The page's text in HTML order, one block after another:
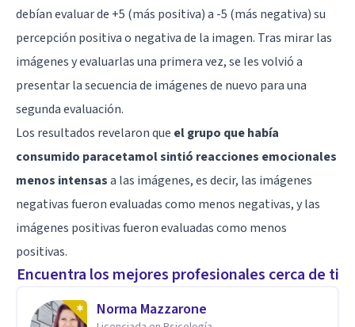
debían evaluar de +5 (más positiva) a -5 (más negativa) su
percepción positiva o negativa de la imagen. Tras mirar las
imágenes y evaluarlas una primera vez, se les volvió a
presentar la secuencia de imágenes de nuevo para una
segunda evaluación.
Los resultados revelaron que el grupo que había
consumido paracetamol sintió reacciones emocionales
menos intensasa las imágenes, es decir, las imágenes
negativas fueron evaluadas como menos negativas, y las
imágenes positivas fueron evaluadas como menos
positivas.
Encuentra los mejores profesionales cerca de ti
Norma Mazzarone